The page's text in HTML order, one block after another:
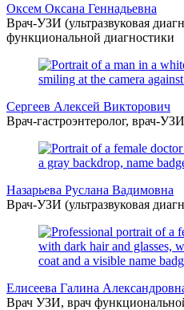
Оксем Оксана Геннадьевна
Врач-УЗИ (ультразвуковая
функциональной диагностики
Сергеев Алексей Викторович
Врач-гастроэнтеролог, врач-
Назарьева Руслана Вадимовна
Врач-УЗИ (ультразвуковая
Елисеева Галина
Врач УЗИ, врач